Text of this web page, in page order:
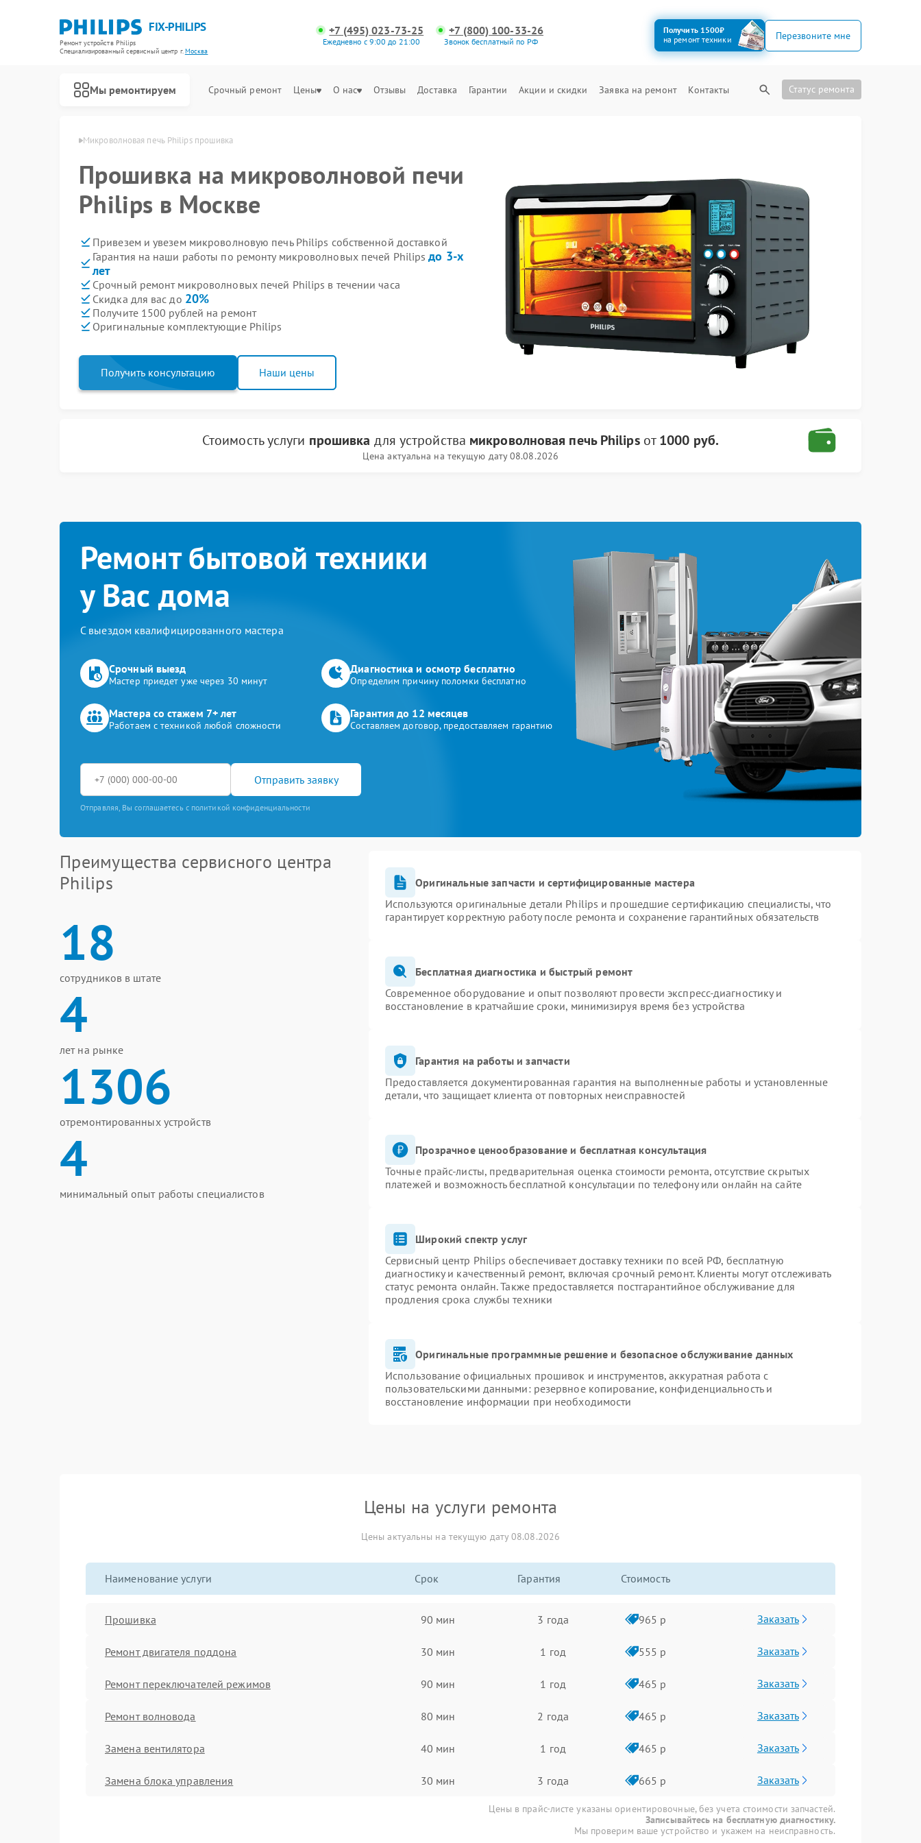
FIX-PHILIPS
Ремонт устройств Philips
Специализированный cервисный центр г.Москва
+7 (495) 023-73-25
Ежедневно с 9:00 до 21:00
+7 (800) 100-33-26
Звонок бесплатный по РФ
Получить 1500₽
на ремонт техники
Перезвоните мне
Мы ремонтируем Срочный ремонт Цены О нас Отзывы Доставка Гарантии Акции и скидки Заявка на ремонт Контакты Статус ремонта
Philips в Москве Микроволновая печь Philips прошивка
Прошивка на микроволновой печи
Philips в Москве
Привезем и увезем микроволновую печь Philips собственной доставкой
Гарантия на наши работы по ремонту микроволновых печей Philipsдо 3-х
лет
Срочный ремонт микроволновых печей Philips в течении часа
Скидка для вас до 20%
Получите 1500 рублей на ремонт
Оригинальные комплектующие Philips
Получить консультацию Наши цены
Стоимость услуги прошивка для устройства микроволновая печь Philipsот1000 руб.
Цена актуальна на текущую дату 08.08.2026
Ремонт бытовой техники
у Вас дома
С выездом квалифицированного мастера
Срочный выезд
Мастер приедет уже через 30 минут
Диагностика и осмотр бесплатно
Определим причину поломки бесплатно
Мастера со стажем 7+ лет
Работаем с техникой любой сложности
Гарантия до 12 месяцев
Составляем договор, предоставляем гарантию
Отправить заявку
Отправляя, Вы соглашаетесь с политикой конфиденциальности
Преимущества сервисного центра
Philips
18
сотрудников в штате
4
лет на рынке
1306
отремонтированных устройств
4
минимальный опыт работы специалистов
Оригинальные запчасти и сертифицированные мастера
Используются оригинальные детали Philips и прошедшие сертификацию специалисты, что
гарантирует корректную работу после ремонта и сохранение гарантийных обязательств
Бесплатная диагностика и быстрый ремонт
Современное оборудование и опыт позволяют провести экспресс-диагностику и
восстановление в кратчайшие сроки, минимизируя время без устройства
Гарантия на работы и запчасти
Предоставляется документированная гарантия на выполненные работы и установленные
детали, что защищает клиента от повторных неисправностей
Прозрачное ценообразование и бесплатная консультация
Точные прайс-листы, предварительная оценка стоимости ремонта, отсутствие скрытых
платежей и возможность бесплатной консультации по телефону или онлайн на сайте
Широкий спектр услуг
Сервисный центр Philips обеспечивает доставку техники по всей РФ, бесплатную
диагностику и качественный ремонт, включая срочный ремонт. Клиенты могут отслеживать
статус ремонта онлайн. Также предоставляется постгарантийное обслуживание для
продления срока службы техники
Оригинальные программные решение и безопасное обслуживание данных
Использование официальных прошивок и инструментов, аккуратная работа с
пользовательскими данными: резервное копирование, конфиденциальность и
восстановление информации при необходимости
Цены на услуги ремонта
Цены актуальны на текущую дату 08.08.2026
Наименование услуги Срок Гарантия Стоимость
Прошивка 90 мин 3 года 965 р Заказать
Ремонт двигателя поддона 30 мин 1 год 555 р Заказать
Ремонт переключателей режимов 90 мин 1 год 465 р Заказать
Ремонт волновода 80 мин 2 года 465 р Заказать
Замена вентилятора 40 мин 1 год 465 р Заказать
Замена блока управления 30 мин 3 года 665 р Заказать
Цены в прайс-листе указаны ориентировочные, без учета стоимости запчастей.
Записывайтесь на бесплатную диагностику.
Мы проверим ваше устройство и укажем на неисправность.